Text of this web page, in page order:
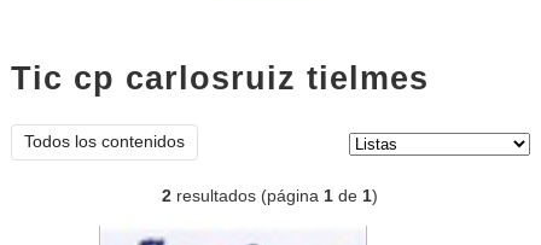
Tic cp carlosruiz tielmes
Todos los contenidos
2 resultados (página1 de1)